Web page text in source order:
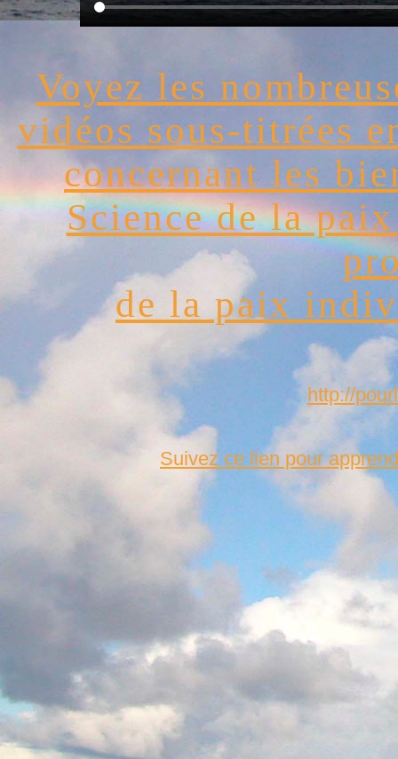
Voyez les
vidéos sous-titrées
concernant les
Science de la
de la paix
http://
Suivez ce lien pour